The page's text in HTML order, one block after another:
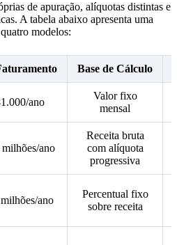
de apuração, alíquotas distintas e
A tabela abaixo apresenta uma
modelos:
Base de Cálculo
ano
Valor fixo
mensal
ano
Receita bruta
com alíquota
progressiva
ano
Percentual fixo
sobre receita